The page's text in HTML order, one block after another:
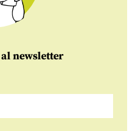
al newsletter